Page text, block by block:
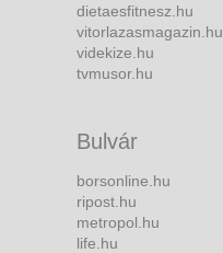
dietaesfitnesz.hu
vitorlazasmagazin.hu
videkize.hu
tvmusor.hu
Bulvár
borsonline.hu
ripost.hu
metropol.hu
life.hu